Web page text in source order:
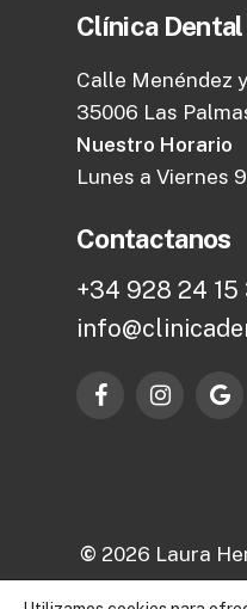
Clínica Dental
Calle Menéndez
35006 Las
Nuestro Horario
Lunes a Viernes
Contactanos
+34 928 24 15
info@clinicade
© 2026 Laura